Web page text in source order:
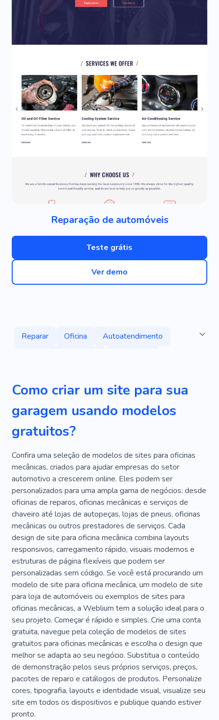
Reparação de automóveis
Teste grátis
Ver demo
Reparar Oficina
Autoatendimento
Oficina Automotiva
Manutenção
Peças De Reposição
Peças Automotivas
Lavagem De Carro
Conserto De Telefone
Prédio
Casa
Plano
Proteção Segurança
Segurança
Madeira
Ferro
Chave
Mudança De Bloqueio
Serralheiro Comercial
Hardware De Pânico
Emergência
Portas
Substituição
Substituição De Fechadura
Fibra De Vidro
Design De Interiores
Escritório
Trancar
Apartamento
Portão
Portas De Madeira
Alarme
Substituição De Porta
Sistemas De Ataque Elétrico
Como criar um site para sua
garagem usando modelos
gratuitos?
Confira uma seleção de modelos de sites para oficinas
mecânicas, criados para ajudar empresas do setor
automotivo a crescerem online. Eles podem ser
personalizados para uma ampla gama de negócios: desde
oficinas de reparos, oficinas mecânicas e serviços de
chaveiro até lojas de autopeças, lojas de pneus, oficinas
mecânicas ou outros prestadores de serviços. Cada
design de site para oficina mecânica combina layouts
responsivos, carregamento rápido, visuais modernos e
estruturas de página flexíveis que podem ser
personalizadas sem código. Se você está procurando um
modelo de site para oficina mecânica, um modelo de site
para loja de automóveis ou exemplos de sites para
oficinas mecânicas, a Weblium tem a solução ideal para o
seu projeto. Começar é rápido e simples. Crie uma conta
gratuita, navegue pela coleção de modelos de sites
gratuitos para oficinas mecânicas e escolha o design que
melhor se adapta ao seu negócio. Substitua o conteúdo
de demonstração pelos seus próprios serviços, preços,
pacotes de reparo e catálogos de produtos. Personalize
cores, tipografia, layouts e identidade visual, visualize seu
site em todos os dispositivos e publique quando estiver
pronto.